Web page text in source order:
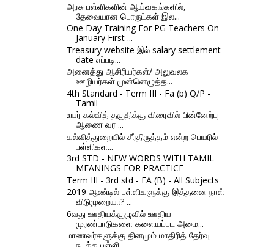
அரசு பள்ளிகளின் ஆய்வகங்களில்,
தேவையான பொருட்கள் இல...
One Day Training For PG Teachers On
January First ...
Treasury website இல் salary settlement
date எப்படி...
அனைத்து ஆசிரியர்கள்/ அலுவலக
ஊழியர்கள் முன்னெழுத்த...
4th Standard - Term III - Fa (b) Q/P -
Tamil
உயர் கல்வித் தகுதிக்கு விரைவில் பின்னேற்பு
ஆணை வர ...
கல்வித்துறையில் சீர்திருத்தம் என்ற பெயரில்
பள்ளிகள...
3rd STD - NEW WORDS WITH TAMIL
MEANINGS FOR PRACTICE
Term III - 3rd std - FA (B) - All Subjects
2019 ஆண்டில் பள்ளிகளுக்கு இத்தனை நாள்
விடுமுறையா? ...
6வது ஊதியக்குழுவில் ஊதிய
முரண்பாடுகளை களையப்பட அமை...
மாணவர்களுக்கு தினமும் மாதிரித் தேர்வு